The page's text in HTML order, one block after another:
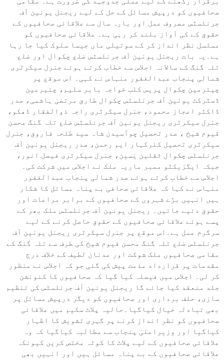
صحافیوں کو درپیش مسائل کے حل کے لیے ریجنل یونین آف
جرنلسٹس مصروف عمل اور بارہ سال سے علاقائی صحافیوں کے
حقوق کے کی آواز بلند کر رہی ہے۔ علاقائی صحافیوں کو
مسلسل نظر انداز کر کے سوتیلی ماں جیسا سلوک کیا جا رہا
ہے۔یہ بات ریجنل یونین آف جرنلسٹس ضلع چکوال اور ضلع
تلہ گنگ کے سالانہ اجلاس سے خطاب کرتے ہوئے جنرل سیکرٹری
شمالی پنجاب عبدالغفور منہاس نے کہی۔ اس موقع پر
چیئرمین چکوال پریس کلب خواجہ بابر سلیم، چئیرمین
ڈسٹرکٹ یونین آف جرنلسٹس چکوال طارق مرتضیٰ ہاشمی، صدر
ڈاکٹر اعجاز محمود، جنرل سیکرٹری راجہ ذوالفقار ڈھکو،
جنرل سیکرٹری ریجنل یونین آف جرنلسٹس ضلع تلہ گنگ محسن
قیوم شیخ ، صدر تحصیل چوآسیدن شاہ سید طلحہ فاروق، جنرل
سیکرٹری تحصیل کلرکہار ایم رحمن، صدر ریجنل یونین آف
جرنلسٹس چکوال ثقلین یٰسین، جنرل سیکرٹری فیصل انور،
جبکہ ایگزیکٹو ممبر ماریہ ملک نے اجلاس میں شرکت کی۔
اجلاس سے خطاب کرتے ہوئے صدر شمالی پنجاب عبدالغفور
منہاس نے کہا کہ علاقائی صحافی بے پناہ مسائل کا شکار
ہیں انہیں بڑے شہروں کے صحافیوں کے برابر مراعات اور
حقوق دئیے جائیں۔ ریجنل یونین آف جرنلسٹس ملک بھر کے
پسے ہوئے علاقائی صحافیوں کے حقوق حاصل کرنے کے لیے
سرگرم عمل ہے۔اس موقع پر جنرل سیکرٹری ریجنل یونین آف
جرنلسٹس ضلع تلہ گنگ محسن قیوم شیخ کی طرف سے تلہ گنگ کے
مقامی صحافیوں ملک شوکت اور عدنان لطیف کے خلاف درج
مقدمات پر قرارداد مذمت پیش کی گئی جو کہ اجلاس نے منظور
کر لی۔ اجلاس میں فیصلہ کیا گیا کہ صحافیوں کا کنونشن
جلد منعقد کیا جائے گا ریجنل یونین آف جرنلسٹس کی تنظیم
سازی، حلف برداری اور صحافیوں کو دیگر درپیش مسائل پر
بھی تبادلہ خیال کیاگیا۔حالیہ پلاٹ سکیم میں علاقائی
صحافیوں کو نظر انداز کرنے پر گہری تشویش کا اظہار
کیاگیا اور وزیراعلیٰ پنجاب سے مطالبہ کیاگیا کہ وہ
علاقائی صحافیوں کے لیے پلاٹ کا کوٹہ مختص کریں کیونکہ
علاقائی صحافیوں کے بے پناہ مسائل ہیں اور انہیں بھی